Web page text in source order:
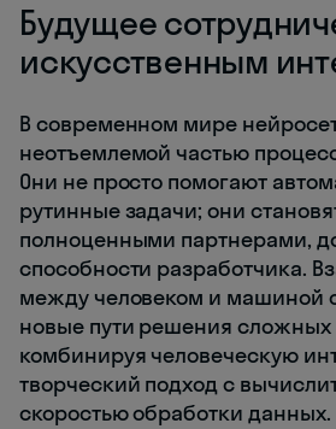
Будущее
искусственным
В современном мире
неотъемлемой частью
Они не просто помогают
рутинные задачи; они
полноценными партнерами,
способности разработчика.
между человеком и машиной
новые пути решения сложных
комбинируя человеческую
творческий подход с
скоростью обработки данных.